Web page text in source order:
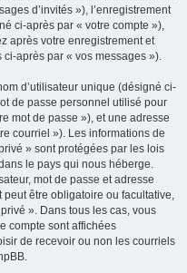
d’invités »), l’enregistrement
ci-après par « votre compte »),
après votre enregistrement et
après par « vos messages »).
d’utilisateur unique (désigné ci-
de passe personnel utilisé pour
mot de passe »), et une adresse
courriel »). Les informations de
» sont protégées par les lois
le pays qui nous héberge.
mot de passe et adresse
être obligatoire ou facultative,
». Dans tous les cas, vous
compte sont affichées
de recevoir ou non les courriels